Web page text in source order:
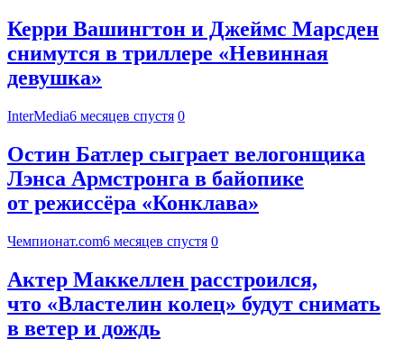
Керри Вашингтон и Джеймс Марсден
снимутся в триллере «Невинная
девушка»
InterMedia6 месяцев спустя 0
Остин Батлер сыграет велогонщика
Лэнса Армстронга в байопике
от режиссёра «Конклава»
Чемпионат.com6 месяцев спустя 0
Актер Маккеллен расстроился,
что «Властелин колец» будут снимать
в ветер и дождь